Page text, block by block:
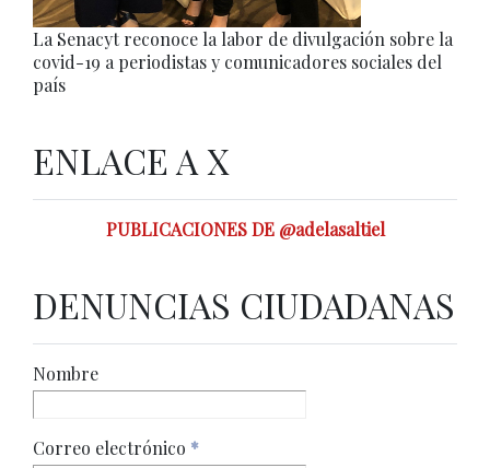
La Senacyt reconoce la labor de divulgación sobre la
covid-19 a periodistas y comunicadores sociales del
país
ENLACE A X
PUBLICACIONES DE @adelasaltiel
DENUNCIAS CIUDADANAS
Nombre
Correo electrónico *